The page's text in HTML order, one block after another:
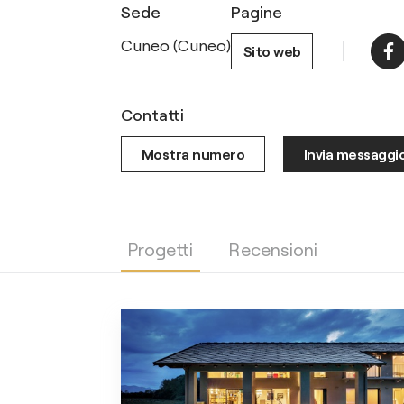
Sede
Cuneo (Cuneo)
Pagine
Sito web
Contatti
Mostra numero Invia
Progetti Recensioni